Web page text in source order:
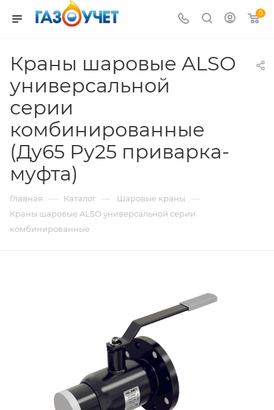
0
Краны шаровые ALSO
универсальной
серии
комбинированные
(Ду65 Pу25 приварка-
муфта)
Главная — Каталог — Шаровые краны —
Краны шаровые ALSO универсальной серии
комбинированные